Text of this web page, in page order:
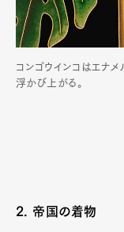
コンゴウインコはエナ
浮かび上がる。
2. 帝国の着物